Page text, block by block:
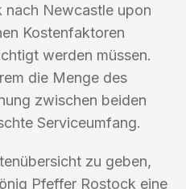
nach Newcastle upon
Kostenfaktoren
werden müssen.
die Menge des
zwischen beiden
Serviceumfang.
zu geben,
Pfeffer Rostock eine